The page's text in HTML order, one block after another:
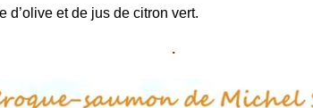
d’olive et de jus de citron vert.
.